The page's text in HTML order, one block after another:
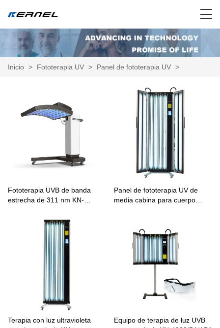
Inicio > Fototerapia UV > Panel de fototerapia UV >
Fototerapia UVB de banda
estrecha de 311 nm KN-
Panel de fototerapia UV de
media cabina para cuerpo
Terapia con luz ultravioleta
Equipo de terapia de luz UVB